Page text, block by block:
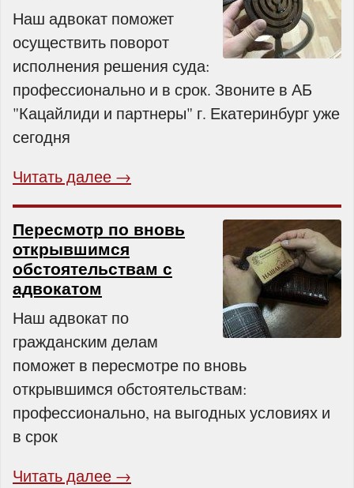
Наш адвокат поможет
осуществить поворот
исполнения решения суда:
профессионально и в срок. Звоните в АБ
"Кацайлиди и партнеры" г. Екатеринбург уже
сегодня
Читать далее →
Пересмотр по вновь
открывшимся
обстоятельствам с
адвокатом
Наш адвокат по
гражданским делам
поможет в пересмотре по вновь
открывшимся обстоятельствам:
профессионально, на выгодных условиях и
в срок
Читать далее →